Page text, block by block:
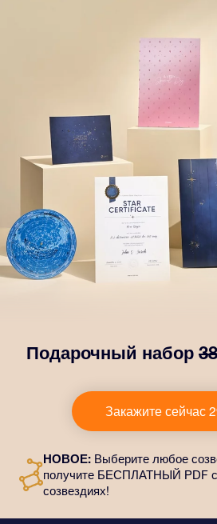
Подарочный набор
заблестели с нашим
него входит красивый
персонализированные
цифровые материалы и
пользоваться нашими
волшебный и вечный подарок
Закажите сейчас
НОВОЕ: Выберите любое
получите БЕСПЛАТНЫЙ PDF
созвездиях!